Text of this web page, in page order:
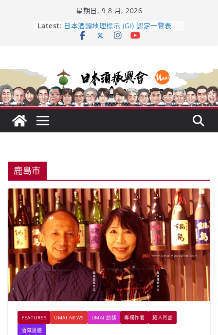
星期日, 9 8 月, 2026
Latest: 龜之井酒造：口說上手 – 山形純米大
吟釀的堅持與傳承 ～ くどき上手
響 𝟭𝟮 年 復活了!
【酒業商戰】130年老酒藏殺入股票
市場！梅乃宿上市背後的密碼
鹿島市
FEATURES UMAI NEWS UMAI 訪談 專欄作者
藏人耳語
酒藏漫遊